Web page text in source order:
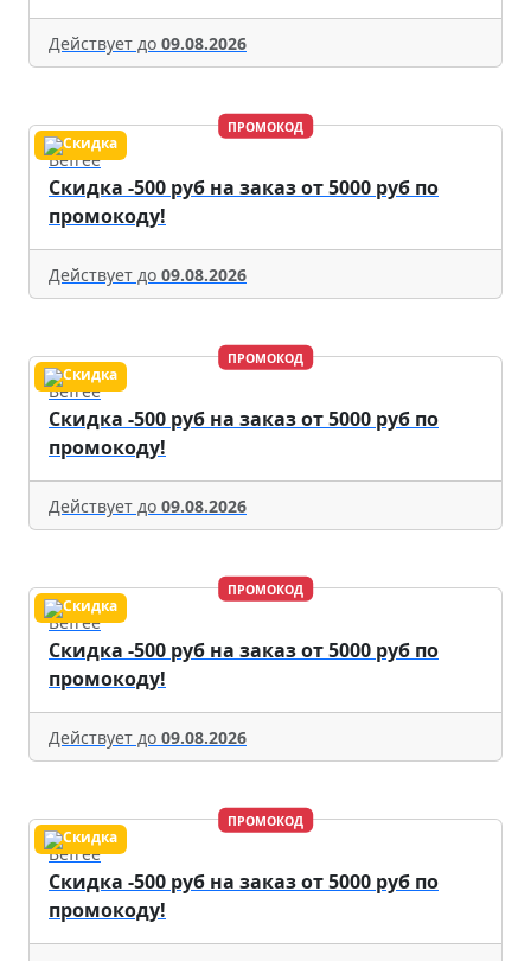
Действует до 09.08.2026
ПРОМОКОД
Befree
Скидка -500 руб на заказ от 5000 руб по
промокоду!
Действует до 09.08.2026
ПРОМОКОД
Befree
Скидка -500 руб на заказ от 5000 руб по
промокоду!
Действует до 09.08.2026
ПРОМОКОД
Befree
Скидка -500 руб на заказ от 5000 руб по
промокоду!
Действует до 09.08.2026
ПРОМОКОД
Befree
Скидка -500 руб на заказ от 5000 руб по
промокоду!